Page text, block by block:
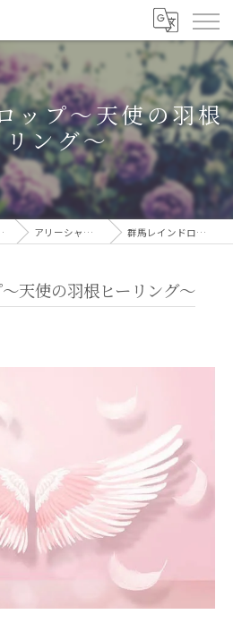
ップ〜天使の羽根
リング〜
数の☆Twin Star☆ アリーシャのスピリチュアルブログ 群馬レインドロップ〜天使の羽根ヒーリング〜
天使の羽根ヒーリング〜